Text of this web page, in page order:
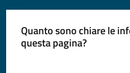
Quanto sono chiare le
questa pagina?